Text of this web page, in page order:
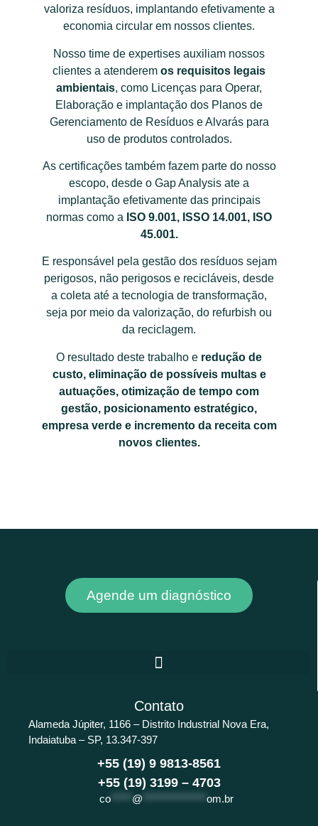
valoriza resíduos, implantando efetivamente a
economia circular em nossos clientes.
Nosso time de expertises auxiliam nossos
clientes a atenderem os requisitos legais
ambientais, como Licenças para Operar,
Elaboração e implantação dos Planos de
Gerenciamento de Resíduos e Alvarás para
uso de produtos controlados.
As certificações também fazem parte do nosso
escopo, desde o Gap Analysis ate a
implantação efetivamente das principais
normas como a ISO 9.001, ISSO 14.001, ISO
45.001.
E responsável pela gestão dos resíduos sejam
perigosos, não perigosos e recicláveis, desde
a coleta até a tecnologia de transformação,
seja por meio da valorização, do refurbish ou
da reciclagem.
O resultado deste trabalho e redução de
custo, eliminação de possíveis multas e
autuações, otimização de tempo com
gestão, posicionamento estratégico,
empresa verde e incremento da receita com
novos clientes.
Agende um diagnóstico
Contato
Alameda Júpiter, 1166 – Distrito Industrial Nova Era,
Indaiatuba – SP, 13.347-397
+55 (19) 9 9813-8561
+55 (19) 3199 – 4703
co @ ***************om.br